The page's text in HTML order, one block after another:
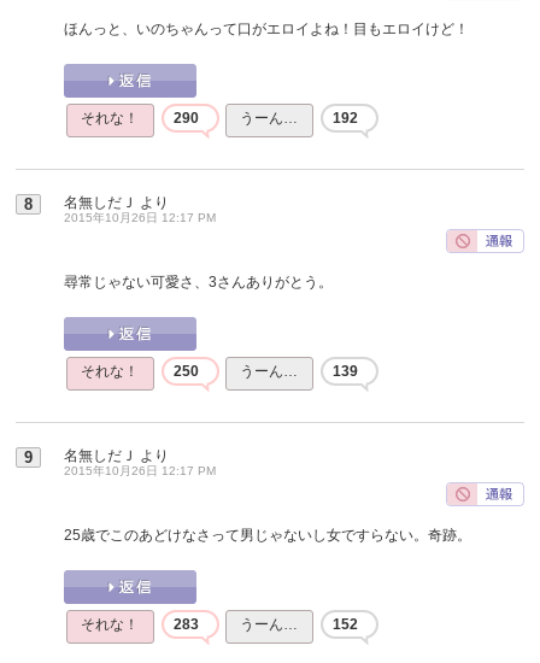
ほんっと、いのちゃんって口がエロイよね！目もエロイけど！
それな！ 290 うーん… 192
8 名無しだＪ より
2015年10月26日 12:17 PM
尋常じゃない可愛さ、3さんありがとう。
それな！ 250 うーん… 139
9 名無しだＪ より
2015年10月26日 12:17 PM
25歳でこのあどけなさって男じゃないし女ですらない。奇跡。
それな！ 283 うーん… 152